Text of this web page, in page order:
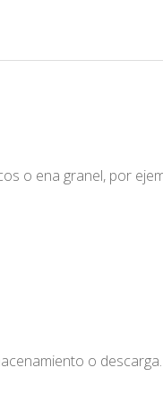
o ena granel, por
o descarga.